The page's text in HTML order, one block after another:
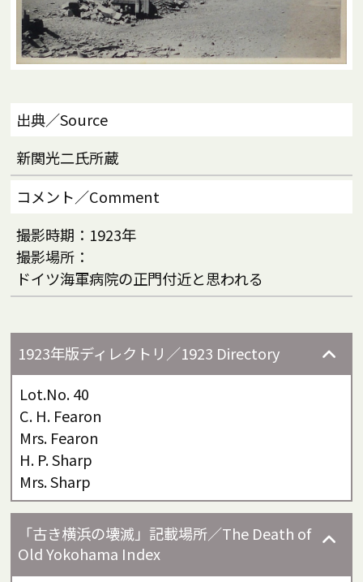
出典／Source
新関光二氏所蔵
コメント／Comment
撮影時期：1923年
撮影場所：
ドイツ海軍病院の正門付近と思われる
1923年版ディレクトリ／1923 Directory
Lot.No. 40
C. H. Fearon
Mrs. Fearon
H. P. Sharp
Mrs. Sharp
「古き横浜の壊滅」記載場所／The Death of
Old Yokohama Index